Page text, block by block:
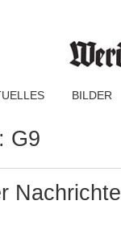
BILDER
G9